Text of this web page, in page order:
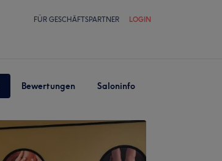
FÜR GESCHÄFTSPARTNER LOGIN
Bewertungen Saloninfo